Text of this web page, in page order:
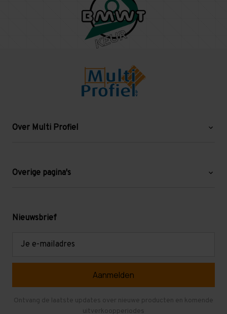
Over Multi Profiel
Blog
Levering en afhalen
Overige pagina's
Mezzanine
Gebruikte entresolvloeren
Nieuwsbrief
Ontvang de laatste updates over nieuwe producten en komende
uitverkoopperiodes